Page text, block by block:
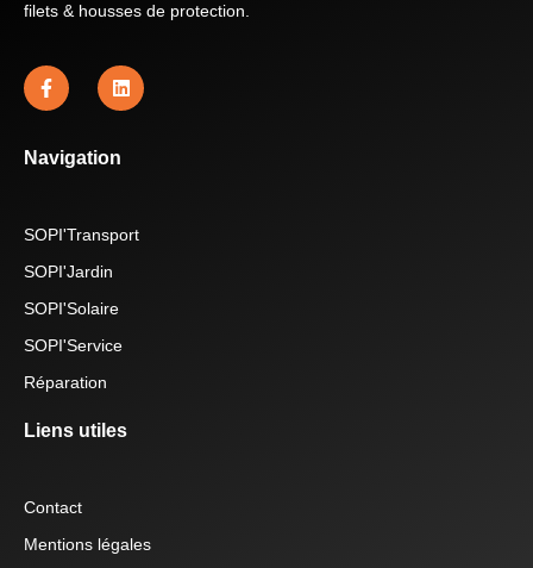
filets & housses de protection.
Navigation
SOPI'Transport
SOPI'Jardin
SOPI'Solaire
SOPI'Service
Réparation
Liens utiles
Contact
Mentions légales